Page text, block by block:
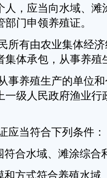
人，应当向水域、滩
门申领养殖证。
所有由农业集体经
集体承包，从事养殖
事养殖生产的单位
一级人民政府渔业行
应当符合下列条件：
符合水域、滩涂综合
和方式符合养殖水域